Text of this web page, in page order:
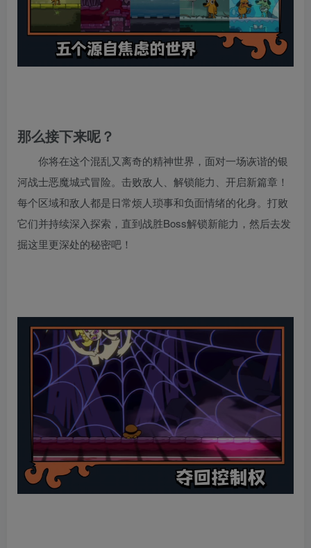
那么接下来呢？
你将在这个混乱又离奇的精神世界，面对一场诙谐的银
河战士恶魔城式冒险。击败敌人、解锁能力、开启新篇章！
每个区域和敌人都是日常烦人琐事和负面情绪的化身。打败
它们并持续深入探索，直到战胜Boss解锁新能力，然后去发
掘这里更深处的秘密吧！